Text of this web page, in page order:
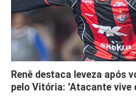
Renê destaca leveza após
pelo Vitória: ‘Atacante vive